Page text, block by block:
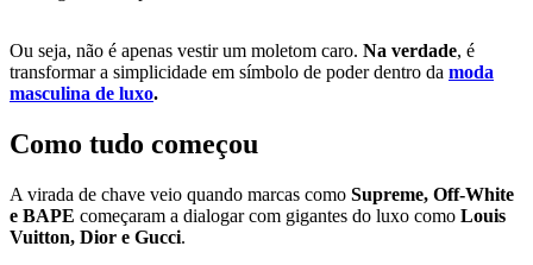
Ou seja, não é apenas vestir um moletom caro. Na verdade, é
transformar a simplicidade em símbolo de poder dentro da moda
masculina de luxo.
Como tudo começou
A virada de chave veio quando marcas como Supreme, Off-White
e BAPE começaram a dialogar com gigantes do luxo como Louis
Vuitton, Dior e Gucci.